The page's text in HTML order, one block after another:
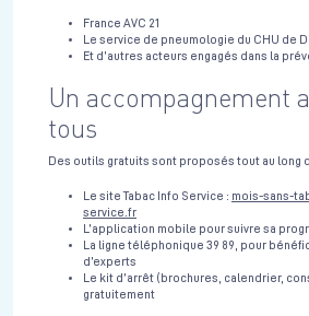
France AVC 21
Le service de pneumologie du CHU de
Et d’autres acteurs engagés dans la
Un accompagnement
tous
Des outils gratuits sont proposés tout au long
Le site Tabac Info Service : mois-sans-
service.fr
L’application mobile pour suivre sa
La ligne téléphonique 39 89, pour
d’experts
Le kit d’arrêt (brochures, calendrier,
gratuitement